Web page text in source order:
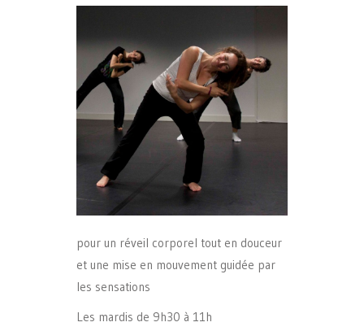
pour un réveil corporel tout en douceur
et une mise en mouvement guidée par
les sensations
Les mardis de 9h30 à 11h